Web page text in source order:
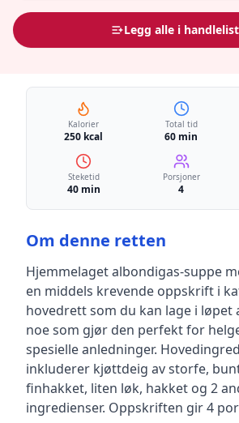
Legg alle i
Kalorier
250 kcal
Total tid
60 min
Steketid
40 min
Porsjoner
4
Om denne retten
Hjemmelaget albondigas-suppe
en middels krevende oppskrift i
hovedrettsom du kan lage i løpet
noe som gjør den perfekt for
spesielle anledninger.
inkluderer kjøttdeig av storfe,
finhakket, liten løk, hakket og 2
ingredienser. Oppskriften gir4